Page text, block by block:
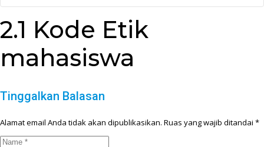
2.1 Kode Etik
mahasiswa
Tinggalkan Balasan
Alamat email Anda tidak akan dipublikasikan. Ruas yang wajib ditandai *